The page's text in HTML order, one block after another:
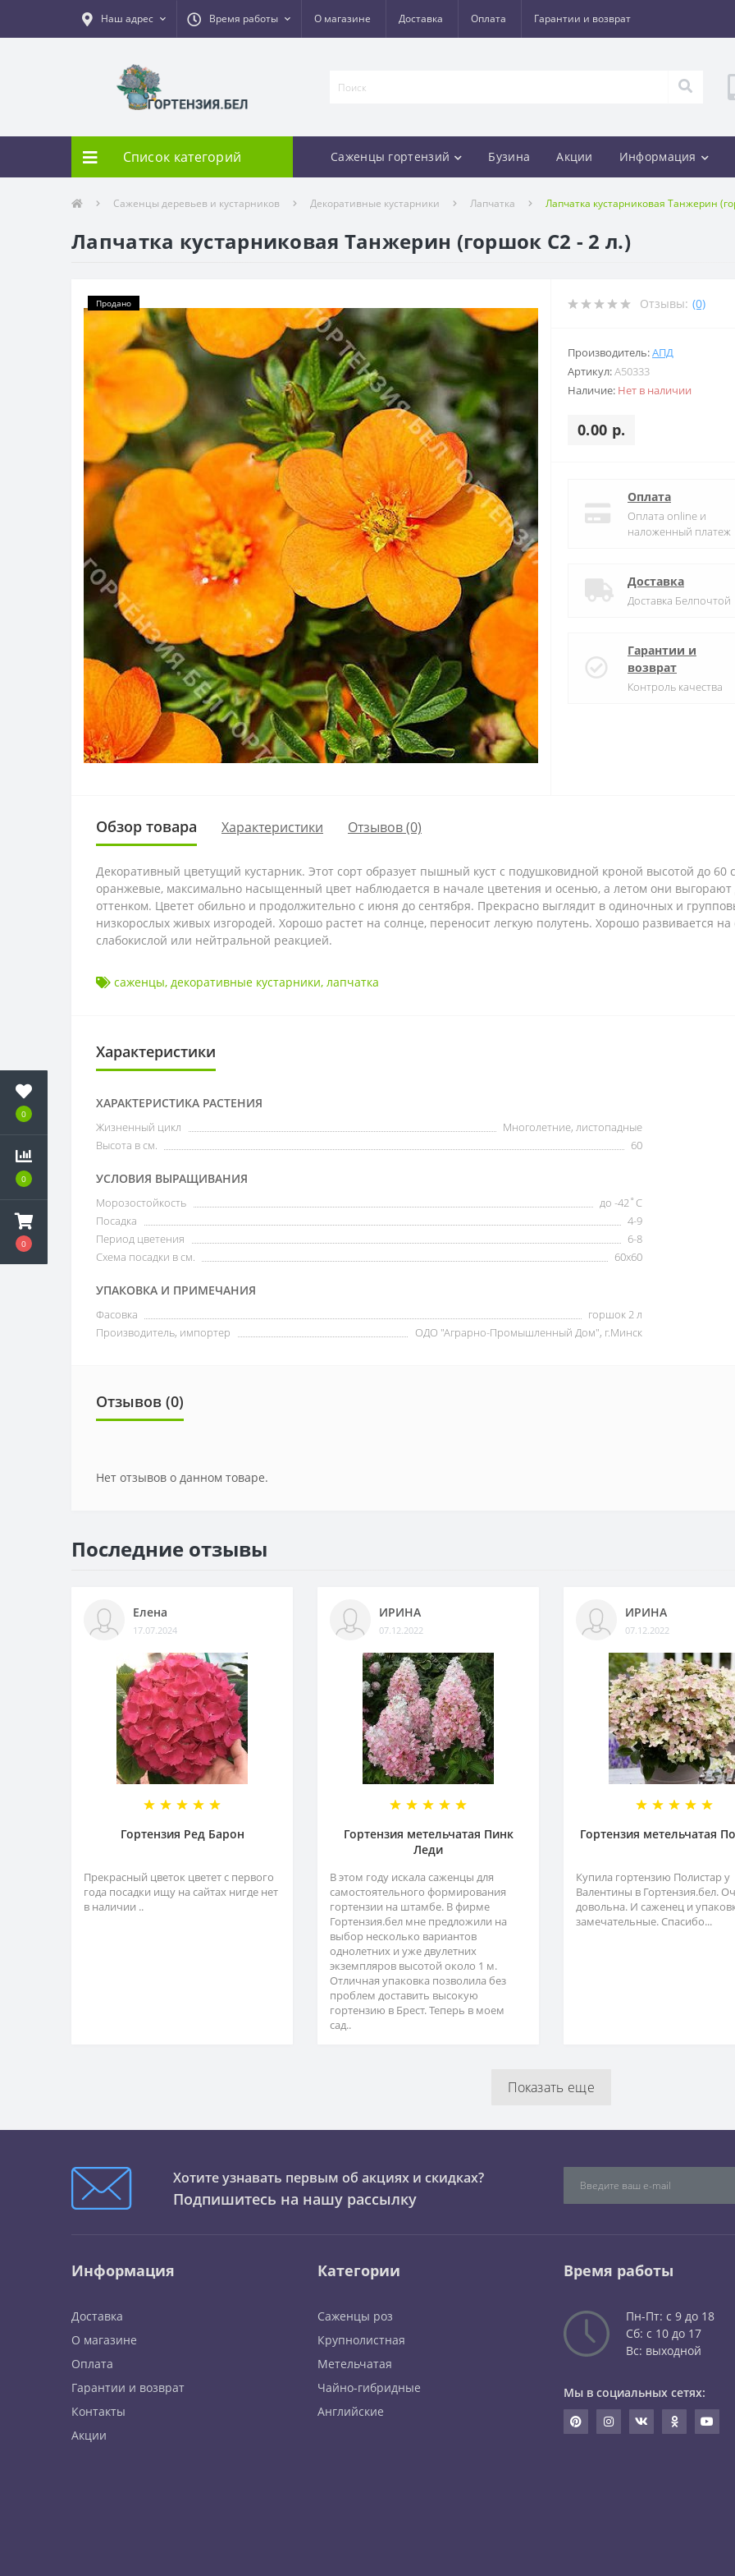
0
0
0
Наш адрес Время работы О магазине Доставка Оплата Гарантии и возврат
Список категорий Саженцы гортензий Бузина Акции Информация
Саженцы деревьев и кустарников Декоративные кустарники Лапчатка Лапчатка кустарниковая Танжерин
Лапчатка кустарниковая Танжерин (горшок С2 - 2 л.)
Продано Отзывы: (0)
Производитель:АПД
Артикул:A50333
Наличие: Нет в наличии
0.00 р.
Оплата
Оплата online и
наложенный платеж
Доставка
Доставка Белпочтой
Гарантии и
возврат
Контроль качества
Обзор товара Характеристики Отзывов (0)
Декоративный цветущий кустарник. Этот сорт образует пышный куст с подушковидной кроной высотой до
оранжевые, максимально насыщенный цвет наблюдается в начале цветения и осенью, а летом они выгорают
оттенком. Цветет обильно и продолжительно с июня до сентября. Прекрасно выглядит в одиночных и
низкорослых живых изгородей. Хорошо растет на солнце, переносит легкую полутень. Хорошо развивается
слабокислой или нейтральной реакцией.
саженцы, декоративные кустарники, лапчатка
Характеристики
ХАРАКТЕРИСТИКА РАСТЕНИЯ
Жизненный цикл
Многолетние, листопадные
Высота в см.
60
УСЛОВИЯ ВЫРАЩИВАНИЯ
Морозостойкость
до -42˚С
Посадка
4-9
Период цветения
6-8
Схема посадки в см.
60x60
УПАКОВКА И ПРИМЕЧАНИЯ
Фасовка
горшок 2 л
Производитель, импортер
ОДО "Аграрно-Промышленный Дом", г.Минск
Отзывов (0)
Нет отзывов о данном товаре.
Последние отзывы
Елена
17.07.2024
Гортензия Ред Барон
Прекрасный цветок цветет с первого
года посадки ищу на сайтах нигде нет
в наличии ..
ИРИНА
07.12.2022
Гортензия метельчатая Пинк
Леди
В этом году искала саженцы для
самостоятельного формирования
гортензии на штамбе. В фирме
Гортензия.бел мне предложили на
выбор несколько вариантов
однолетних и уже двулетних
экземпляров высотой около 1 м.
Отличная упаковка позволила без
проблем доставить высокую
гортензию в Брест. Теперь в моем
сад..
ИРИНА
07.12.2022
Гортензия метельчатая
Купила гортензию Полистар у
Валентины в Гортензия.бел.
довольна. И саженец и
замечательные. Спасибо...
Показать еще
Хотите узнавать первым об акциях и скидках?
Подпишитесь на нашу рассылку
Информация
Доставка
О магазине
Оплата
Гарантии и возврат
Контакты
Акции
Категории
Саженцы роз
Крупнолистная
Метельчатая
Чайно-гибридные
Английские
Время работы
Пн-Пт: с 9 до 18
Сб: с 10 до 17
Вс: выходной
Мы в социальных сетях: